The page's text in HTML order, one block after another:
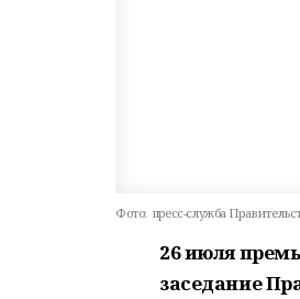
Фото: пресс-служба
26 июля
заседание